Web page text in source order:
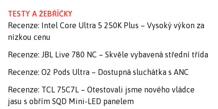
TESTY A ŽEBŘÍČKY
Recenze: Intel Core Ultra 5 250K Plus – Vysoký výkon za
nízkou cenu
Recenze: JBL Live 780 NC – Skvěle vybavená střední třída
Recenze: O2 Pods Ultra – Dostupná sluchátka s ANC
Recenze: TCL 75C7L – Otestovali jsme nového vládce
jasu s obřím SQD Mini-LED panelem